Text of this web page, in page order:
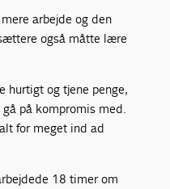
arbejde og den
også måtte lære
hurtigt og tjene penge,
på kompromis med.
for meget ind ad
18 timer om